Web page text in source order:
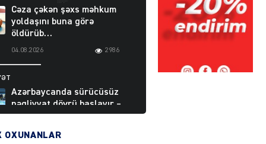
Cəza çəkən şəxs məhkum
yoldaşını buna görə
öldürüb…
04.08.2026 2986
Azərbaycanda sürücüsüz
nəqliyyat dövrü başlayır –
BELƏ işləyəcək
04.08.2026
OXUNANLAR